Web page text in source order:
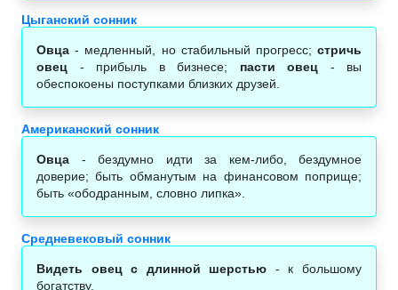
Цыганский сонник
Овца - медленный, но стабильный прогресс; стричь
овец - прибыль в бизнесе; пасти овец - вы
обеспокоены поступками близких друзей.
Американский сонник
Овца - бездумно идти за кем-либо, бездумное
доверие; быть обманутым на финансовом поприще;
быть «ободранным, словно липка».
Средневековый сонник
Видеть овец с длинной шерстью - к большому
богатству.